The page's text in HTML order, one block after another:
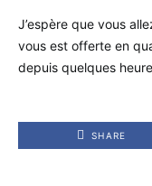
J’espère que vous
vous est offerte en
depuis quelques
SHARE